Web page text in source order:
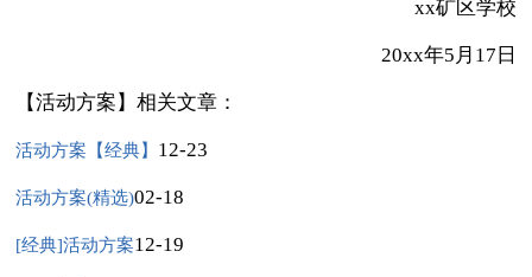
xx矿区学校
20xx年5月17日
【活动方案】相关文章：
活动方案【经典】 12-23
活动方案(精选)02-18
[经典]活动方案12-19